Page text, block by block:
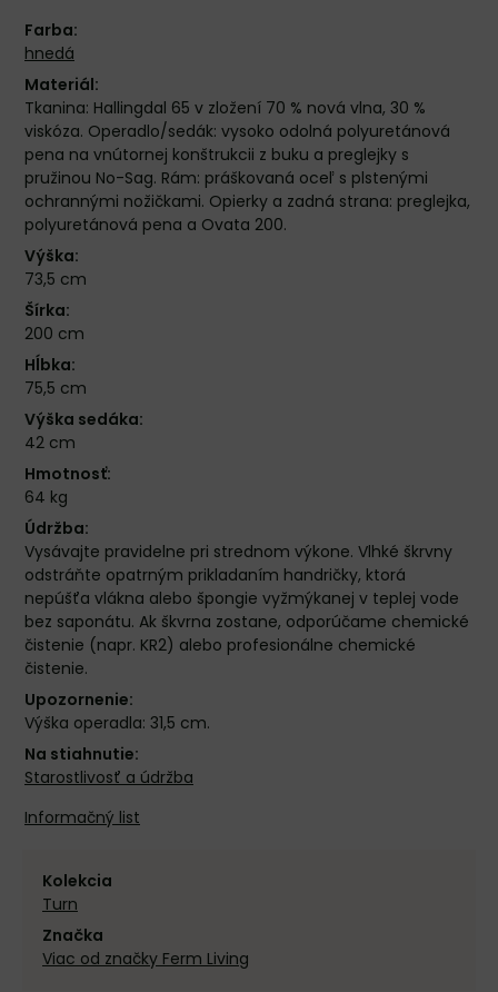
Farba:
hnedá
Materiál:
Tkanina: Hallingdal 65 v zložení 70 % nová vlna, 30 %
viskóza. Operadlo/sedák: vysoko odolná polyuretánová
pena na vnútornej konštrukcii z buku a preglejky s
pružinou No-Sag. Rám: práškovaná oceľ s plstenými
ochrannými nožičkami. Opierky a zadná strana: preglejka,
polyuretánová pena a Ovata 200.
Výška:
73,5 cm
Šírka:
200 cm
Hĺbka:
75,5 cm
Výška sedáka:
42 cm
Hmotnosť:
64 kg
Údržba:
Vysávajte pravidelne pri strednom výkone. Vlhké škrvny
odstráňte opatrným prikladaním handričky, ktorá
nepúšťa vlákna alebo špongie vyžmýkanej v teplej vode
bez saponátu. Ak škvrna zostane, odporúčame chemické
čistenie (napr. KR2) alebo profesionálne chemické
čistenie.
Upozornenie:
Výška operadla: 31,5 cm.
Na stiahnutie:
Starostlivosť a údržba
Informačný list
Kolekcia
Turn
Značka
Viac od značky Ferm Living